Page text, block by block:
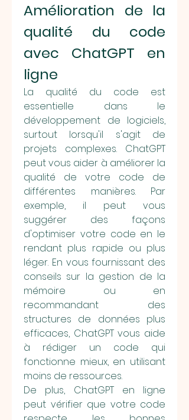
Amélioration de la
qualité du code
avec ChatGPT en
ligne
La qualité du code est
essentielle dans le
développement de logiciels,
surtout lorsqu'il s'agit de
projets complexes. ChatGPT
peut vous aider à améliorer la
qualité de votre code de
différentes manières. Par
exemple, il peut vous
suggérer des façons
d'optimiser votre code en le
rendant plus rapide ou plus
léger. En vous fournissant des
conseils sur la gestion de la
mémoire ou en
recommandant des
structures de données plus
efficaces, ChatGPT vous aide
à rédiger un code qui
fonctionne mieux, en utilisant
moins de ressources.
De plus, ChatGPT en ligne
peut vérifier que votre code